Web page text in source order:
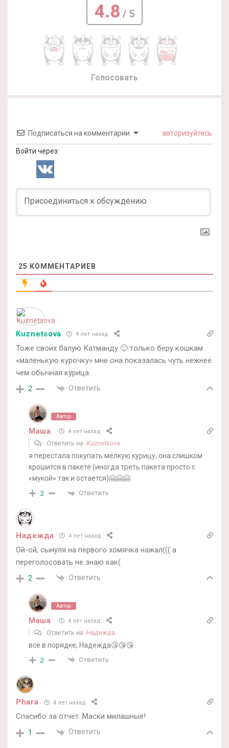
4.8 / 5
Голосовать
Подписаться на комментарии авторизуйтесь
Войти через:
25 КОММЕНТАРИЕВ
Kuznetsova 4 лет назад
Тоже своих балую Катманду 🙂 только беру кошкам
«маленькую курочку» мне она показалась чуть нежнее
чем обычная курица.
2 Ответить
Автор
Маша 4 лет назад
Ответить на Kuznetsova
я перестала покупать мелкую курицу, она слишком
крошится в пакете (иногда треть пакета просто с
«мукой» так и остается)🤗🤗🤗
2 Ответить
Надежда 4 лет назад
Ой-ой, сынуля на первого хомячка нажал((( а
переголосовать не знаю как(
2 Ответить
Автор
Маша 4 лет назад
Ответить на Надежда
все в порядке, Надежда😘😘😘
2 Ответить
Phara 4 лет назад
Спасибо за отчет. Маски милашные!
1 Ответить